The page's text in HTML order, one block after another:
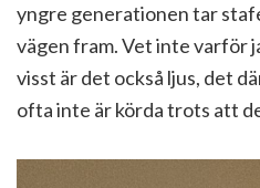
yngre generationen tar
vägen fram. Vet inte varför
visst är det också ljus, det
ofta inte är körda trots att